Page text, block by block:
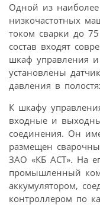
Одной из наиболее
низкочастотных
током сварки до
состав входят
шкаф управления
установлены
давления в
К шкафу
входные и
соединения. Он
размещен
ЗАО «КБ АСТ». На
промышленный
аккумулятором,
контроллером по